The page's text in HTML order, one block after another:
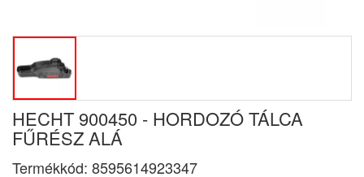
HECHT 900450 - HORDOZÓ TÁLCA
FŰRÉSZ ALÁ
Termékkód: 8595614923347